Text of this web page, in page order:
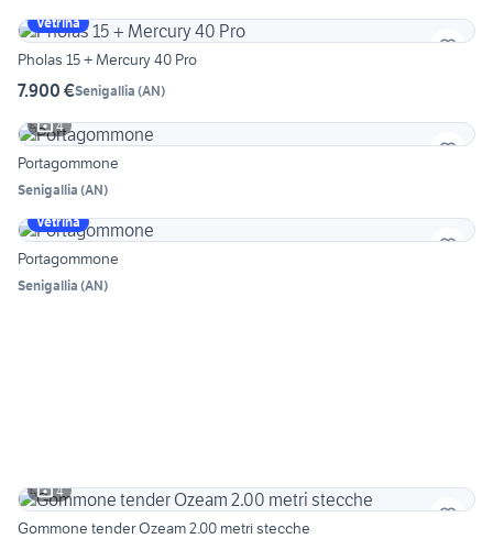
Vetrina
Pholas 15 + Mercury 40 Pro
7.900 €Senigallia (AN)
4
Portagommone
Senigallia (AN)
Vetrina
Portagommone
Senigallia (AN)
4
Gommone tender Ozeam 2.00 metri stecche